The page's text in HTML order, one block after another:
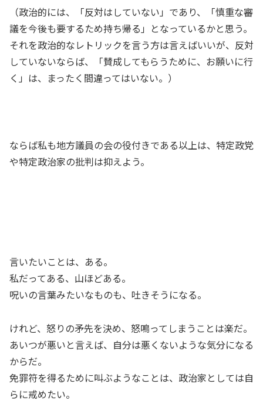
（政治的には、「反対はしていない」であり、「慎重な審
議を今後も要するため持ち帰る」となっているかと思う。
それを政治的なレトリックを言う方は言えばいいが、反対
していないならば、「賛成してもらうために、お願いに行
く」は、まったく間違ってはいない。）
ならば私も地方議員の会の役付きである以上は、特定政党
や特定政治家の批判は抑えよう。
言いたいことは、ある。
私だってある、山ほどある。
呪いの言葉みたいなものも、吐きそうになる。
けれど、怒りの矛先を決め、怒鳴ってしまうことは楽だ。
あいつが悪いと言えば、自分は悪くないような気分になる
からだ。
免罪符を得るために叫ぶようなことは、政治家としては自
らに戒めたい。